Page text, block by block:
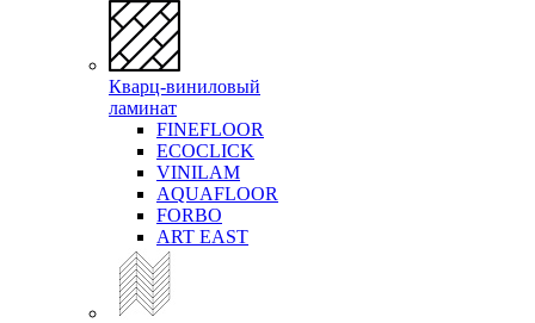
Кварц-виниловый
ламинат
FINEFLOOR
ECOCLICK
VINILAM
AQUAFLOOR
FORBO
ART EAST